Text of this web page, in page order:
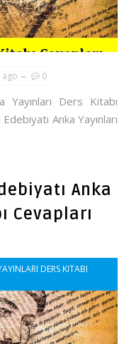
ago 0
Yayınları Ders Kitabı
Anka Yayınları
Anka
Cevapları
DERS KITABI